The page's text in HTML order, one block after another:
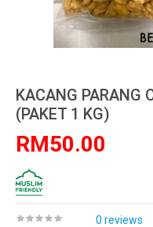
KACANG PARANG
(PAKET 1 KG)
RM50.00
0 reviews